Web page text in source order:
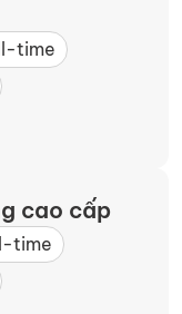
time
cao cấp
time